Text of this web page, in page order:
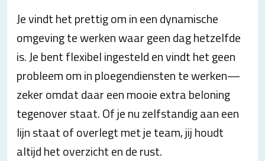
Je vindt het prettig om in een dynamische
omgeving te werken waar geen dag hetzelfde
is. Je bent flexibel ingesteld en vindt het geen
probleem om in ploegendiensten te werken—
zeker omdat daar een mooie extra beloning
tegenover staat. Of je nu zelfstandig aan een
lijn staat of overlegt met je team, jij houdt
altijd het overzicht en de rust.